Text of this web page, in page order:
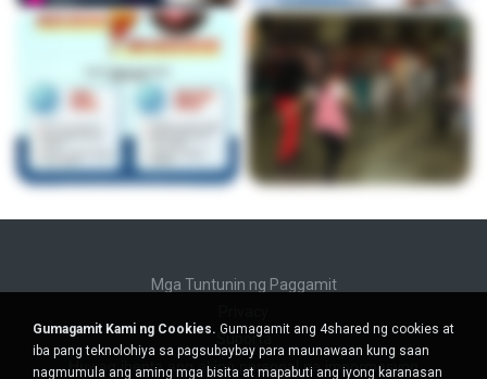
Mga Tuntunin ng Paggamit
Suporta
Huwag ibenta ang aking personal na impormasyon
Gumagamit Kami ng Cookies. Gumagamit ang 4shared ng cookies at
iba pang teknolohiya sa pagsubaybay para maunawaan kung saan
nagmumula ang aming mga bisita at mapabuti ang iyong karanasan